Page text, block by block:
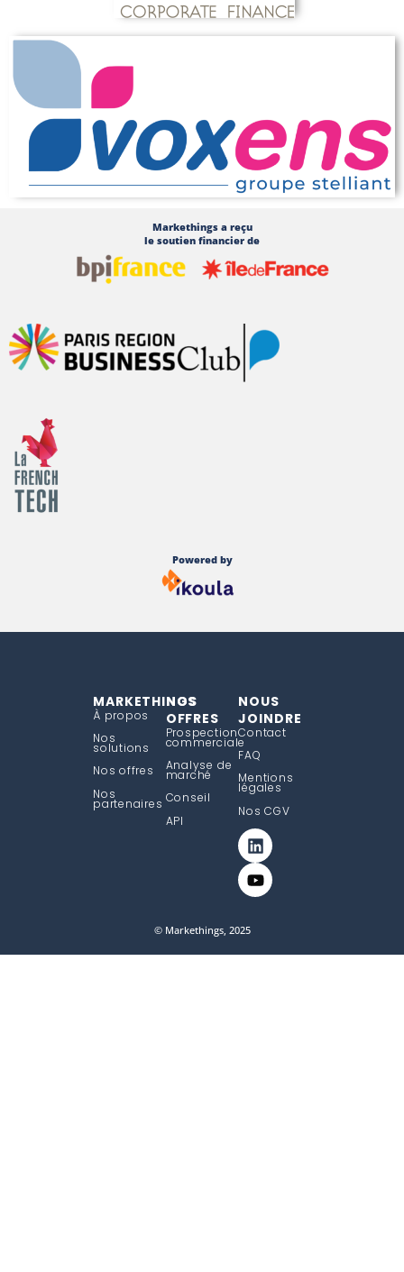
Markethings a reçu
le soutien financier de
Powered by
MARKETHINGS
À propos
Nos
solutions
Nos offres
Nos
partenaires
NOS
OFFRES
Prospection
commerciale
Analyse de
marché
Conseil
API
NOUS
JOINDRE
Contact
FAQ
Mentions
légales
Nos CGV
© Markethings, 2025